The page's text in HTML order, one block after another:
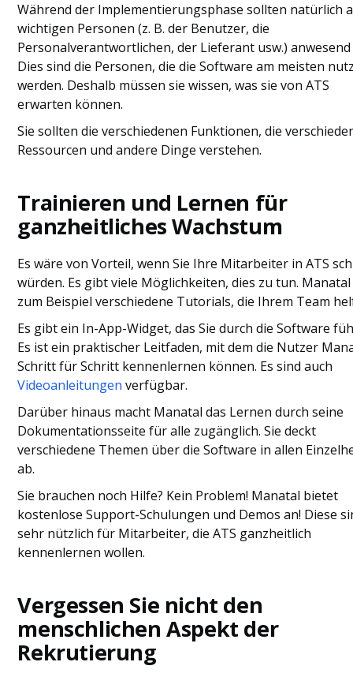
Während der Implementierungsphase sollten natürlich
wichtigen Personen (z. B. der Benutzer, die
Personalverantwortlichen, der Lieferant usw.) anwesend
Dies sind die Personen, die die Software am meisten
werden. Deshalb müssen sie wissen, was sie von ATS
erwarten können.
Sie sollten die verschiedenen Funktionen, die
Ressourcen und andere Dinge verstehen.
Trainieren und Lernen für
ganzheitliches Wachstum
Es wäre von Vorteil, wenn Sie Ihre Mitarbeiter in ATS
würden. Es gibt viele Möglichkeiten, dies zu tun.
zum Beispiel verschiedene Tutorials, die Ihrem Team
Es gibt ein In-App-Widget, das Sie durch die Software
Es ist ein praktischer Leitfaden, mit dem die Nutzer
Schritt für Schritt kennenlernen können. Es sind auch
Videoanleitungen verfügbar.
Darüber hinaus macht Manatal das Lernen durch seine
Dokumentationsseite für alle zugänglich. Sie deckt
verschiedene Themen über die Software in allen
ab.
Sie brauchen noch Hilfe? Kein Problem! Manatal bietet
kostenlose Support-Schulungen und Demos an! Diese
sehr nützlich für Mitarbeiter, die ATS ganzheitlich
kennenlernen wollen.
Vergessen Sie nicht den
menschlichen Aspekt der
Rekrutierung